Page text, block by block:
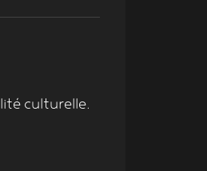
culturelle.